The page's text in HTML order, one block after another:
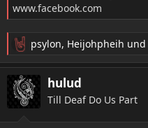
www.facebook.com
R
e
a
k
psylon, Heijohpheih und
hulud
Till Deaf Do Us Part